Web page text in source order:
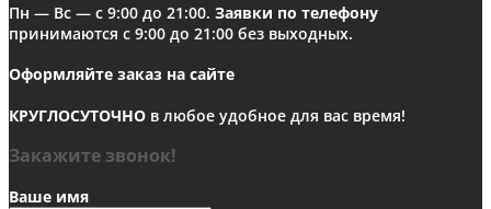
Пн — Вс — с 9:00 до 21:00. Заявки по телефону
принимаются с 9:00 до 21:00 без выходных.
Оформляйте заказ на сайте
КРУГЛОСУТОЧНО в любое удобное для вас время!
Закажите звонок!
Ваше имя